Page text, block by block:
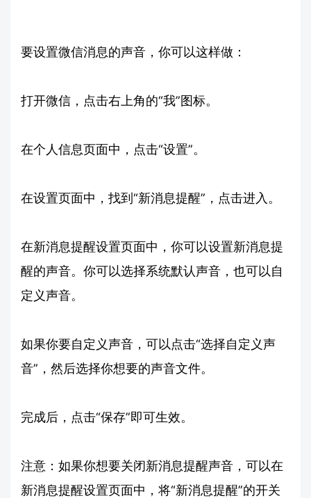
要设置微信消息的声音，你可以这样做：
打开微信，点击右上角的“我”图标。
在个人信息页面中，点击“设置”。
在设置页面中，找到“新消息提醒”，点击进入。
在新消息提醒设置页面中，你可以设置新消息提
醒的声音。你可以选择系统默认声音，也可以自
定义声音。
如果你要自定义声音，可以点击“选择自定义声
音”，然后选择你想要的声音文件。
完成后，点击“保存”即可生效。
注意：如果你想要关闭新消息提醒声音，可以在
新消息提醒设置页面中，将“新消息提醒”的开关